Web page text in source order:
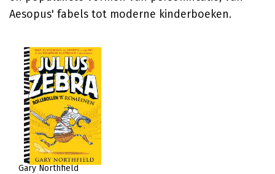
Aesopus' fabels tot moderne kinderboeken.
Gary Northfield